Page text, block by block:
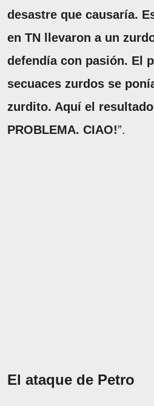
desastre que causaría.
en TN llevaron a un
defendía con pasión. El
secuaces zurdos se
zurdito. Aquí el
PROBLEMA. CIAO!”.
El ataque de Petro